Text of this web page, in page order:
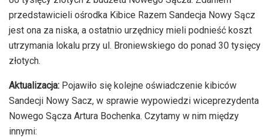
przedstawicieli ośrodka Kibice Razem Sandecja Nowy Sącz
jest ona za niska, a ostatnio urzędnicy mieli podnieść koszt
utrzymania lokalu przy ul. Broniewskiego do ponad 30 tysięcy
złotych.
Aktualizacja: Pojawiło się kolejne oświadczenie kibiców
Sandecji Nowy Sacz, w sprawie wypowiedzi wiceprezydenta
Nowego Sącza Artura Bochenka. Czytamy w nim między
innymi: